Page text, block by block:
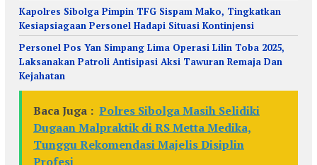
Kapolres Sibolga Pimpin TFG Sispam Mako, Tingkatkan
Kesiapsiagaan Personel Hadapi Situasi Kontinjensi
Personel Pos Yan Simpang Lima Operasi Lilin Toba 2025,
Laksanakan Patroli Antisipasi Aksi Tawuran Remaja Dan
Kejahatan
Baca Juga : Polres Sibolga Masih Selidiki
Dugaan Malpraktik di RS Metta Medika,
Tunggu Rekomendasi Majelis Disiplin
Profesi